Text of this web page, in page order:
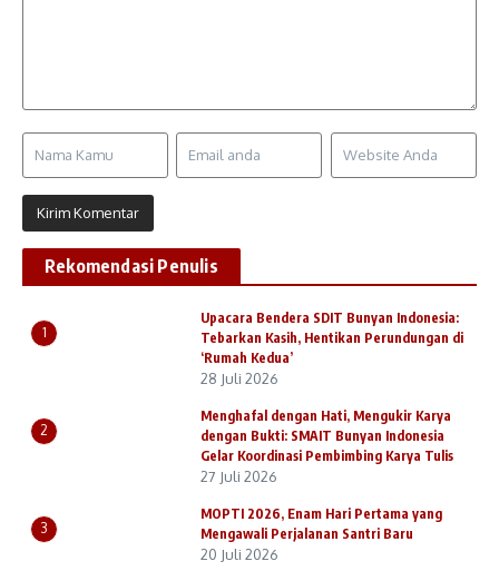
Rekomendasi Penulis
1
Upacara Bendera SDIT Bunyan Indonesia:
Tebarkan Kasih, Hentikan Perundungan di
‘Rumah Kedua’
28 Juli 2026
2
Menghafal dengan Hati, Mengukir Karya
dengan Bukti: SMAIT Bunyan Indonesia
Gelar Koordinasi Pembimbing Karya Tulis
27 Juli 2026
3
MOPTI 2026, Enam Hari Pertama yang
Mengawali Perjalanan Santri Baru
20 Juli 2026